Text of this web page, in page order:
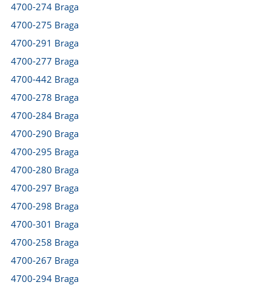
4700-274 Braga
4700-275 Braga
4700-291 Braga
4700-277 Braga
4700-442 Braga
4700-278 Braga
4700-284 Braga
4700-290 Braga
4700-295 Braga
4700-280 Braga
4700-297 Braga
4700-298 Braga
4700-301 Braga
4700-258 Braga
4700-267 Braga
4700-294 Braga